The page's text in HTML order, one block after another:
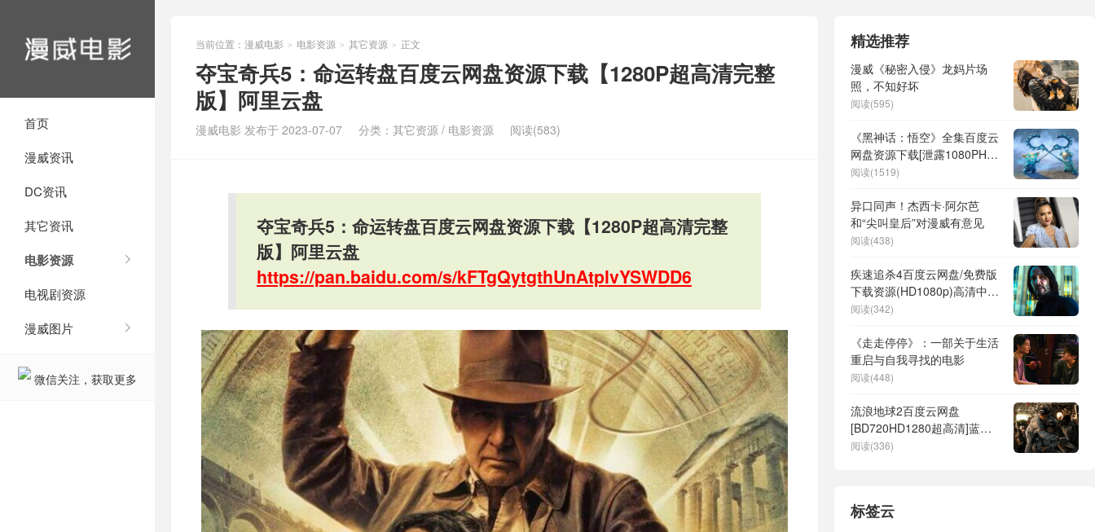
首页
漫威资讯
DC资讯
其它资讯
电影资源
电视剧资源
漫威图片
微信关注，获取更多
当前位置： 漫威电影 > 电影资源 > 其它资源 > 正文
夺宝奇兵5：命运转盘百度云网盘资源下载【1280P超高清完整
版】阿里云盘
漫威电影 发布于 2023-07-07 分类： 其它资源 / 电影资源 阅读(583)
夺宝奇兵5：命运转盘百度云网盘资源下载【1280P超高清完整
版】阿里云盘
https://pan.baidu.com/s/kFTgQytgthUnAtplvYSWDD6
精选推荐
漫威《秘密入侵》龙妈片场
照，不知好坏
阅读(595)
《黑神话：悟空》全集百度云
网盘资源下载[泄露1080PHD
高清]迅雷下载
阅读(1519)
异口同声！杰西卡·阿尔芭
和“尖叫皇后”对漫威有意见
阅读(438)
疾速追杀4百度云网盘/免费版
下载资源(HD1080p)高清中英
字幕
阅读(342)
《走走停停》：一部关于生活
重启与自我寻找的电影
阅读(448)
流浪地球2百度云网盘
[BD720HD1280超高清]蓝光
资源
阅读(336)
标签云